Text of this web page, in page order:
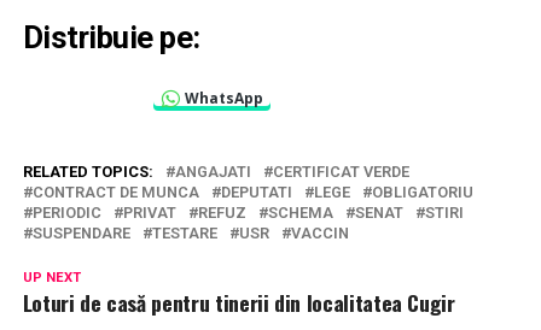
Distribuie pe:
WhatsApp
RELATED TOPICS: ANGAJATI
CERTIFICAT VERDE
CONTRACT DE MUNCA
DEPUTATI LEGE
OBLIGATORIU
PERIODIC
PRIVAT REFUZ SCHEMA SENAT
STIRI
SUSPENDARE
TESTARE USR VACCIN
UP NEXT
Loturi de casă pentru tinerii din localitatea Cugir